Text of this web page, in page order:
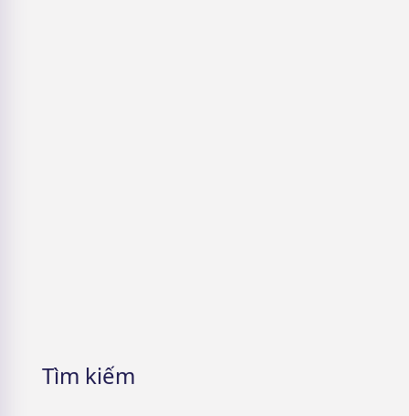
Tìm kiếm